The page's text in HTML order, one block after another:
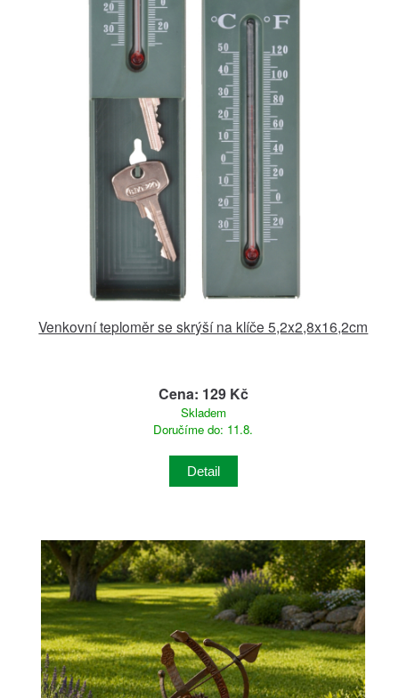
Venkovní teploměr se skrýší na klíče 5,2x2,8x16,2cm
Cena: 129 Kč
Skladem
Doručíme do: 11.8.
Detail